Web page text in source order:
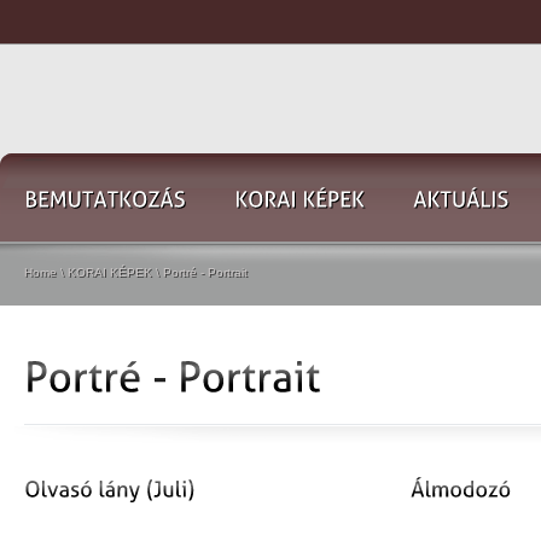
Home \ KORAI KÉPEK \ Portré - Portrait